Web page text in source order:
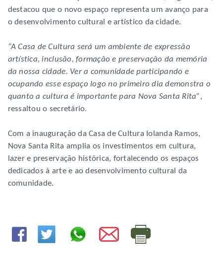
destacou que o novo espaço representa um avanço para
o desenvolvimento cultural e artístico da cidade.
“A Casa de Cultura será um ambiente de expressão
artística, inclusão, formação e preservação da memória
da nossa cidade. Ver a comunidade participando e
ocupando esse espaço logo no primeiro dia demonstra o
quanto a cultura é importante para Nova Santa Rita”,
ressaltou o secretário.
Com a inauguração da Casa de Cultura Iolanda Ramos,
Nova Santa Rita amplia os investimentos em cultura,
lazer e preservação histórica, fortalecendo os espaços
dedicados à arte e ao desenvolvimento cultural da
comunidade.